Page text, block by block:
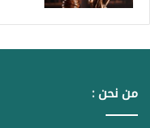
من نحن :